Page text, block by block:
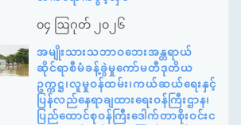
၀၄ ဩဂုတ် ၂၀၂၆
အမျိုးသားသဘာဝဘေးအန္တရာယ်
ဆိုင်ရာစီမံခန့်ခွဲမှုကော်မတီဒုတိယ
ဥက္ကဋ္ဌ၊လူမှုဝန်ထမ်း၊ကယ်ဆယ်ရေးနှင့်
ပြန်လည်နေရာချထားရေးဝန်ကြီးဌာန၊
ပြည်ထောင်စုဝန်ကြီးဒေါက်တာစိုးဝင်းင